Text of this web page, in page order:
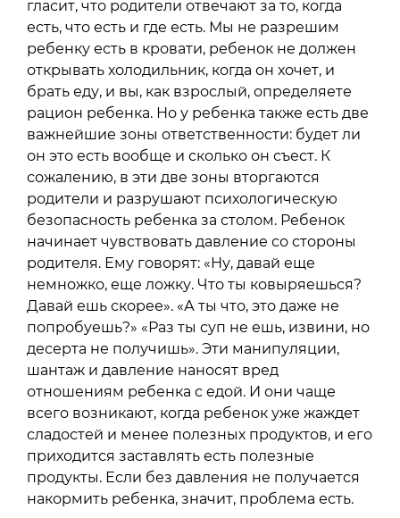
гласит, что родители отвечают за то, когда
есть, что есть и где есть. Мы не разрешим
ребенку есть в кровати, ребенок не должен
открывать холодильник, когда он хочет, и
брать еду, и вы, как взрослый, определяете
рацион ребенка. Но у ребенка также есть две
важнейшие зоны ответственности: будет ли
он это есть вообще и сколько он съест. К
сожалению, в эти две зоны вторгаются
родители и разрушают психологическую
безопасность ребенка за столом. Ребенок
начинает чувствовать давление со стороны
родителя. Ему говорят: «Ну, давай еще
немножко, еще ложку. Что ты ковыряешься?
Давай ешь скорее». «А ты что, это даже не
попробуешь?» «Раз ты суп не ешь, извини, но
десерта не получишь». Эти манипуляции,
шантаж и давление наносят вред
отношениям ребенка с едой. И они чаще
всего возникают, когда ребенок уже жаждет
сладостей и менее полезных продуктов, и его
приходится заставлять есть полезные
продукты. Если без давления не получается
накормить ребенка, значит, проблема есть.